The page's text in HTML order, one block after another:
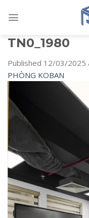
TN0_1980
Published 12/03/2025
PHÒNG KOBAN